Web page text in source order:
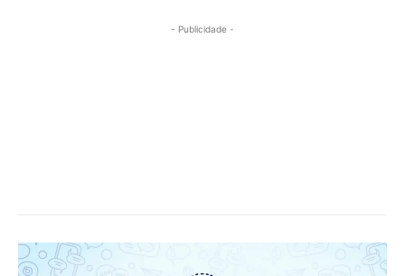
- Publicidade -